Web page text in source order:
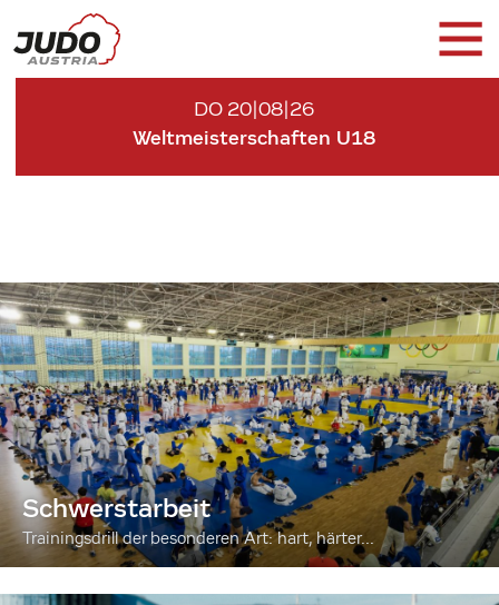
DO 20|08|26
Weltmeisterschaften U18
Schwerstarbeit
Trainingsdrill der besonderen Art: hart, härter...